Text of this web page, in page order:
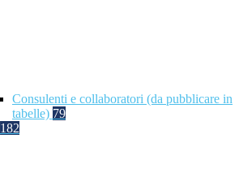
Consulenti e collaboratori (da pubblicare in
tabelle) 79
182